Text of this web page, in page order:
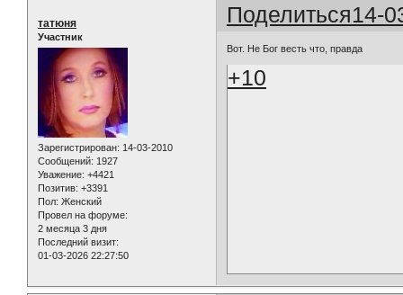
Поделиться14-
татюня
Участник
Зарегистрирован: 14-03-2010
Сообщений: 1927
Уважение: +4421
Позитив: +3391
Пол: Женский
Провел на форуме:
2 месяца 3 дня
Последний визит:
01-03-2026 22:27:50
Вот. Не Бог весть что, правда
+10